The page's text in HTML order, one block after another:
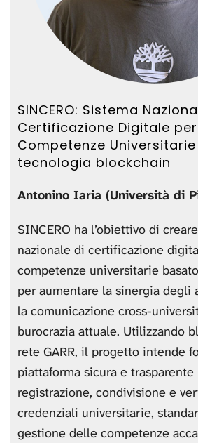
SINCERO: Sistema
Certificazione Digitale
Competenze
tecnologia blockchain
Antonino Iaria (Università di
SINCERO ha l’obiettivo di
nazionale di certificazione
competenze universitarie
per aumentare la sinergia degli
la comunicazione cross-
burocrazia attuale. Utilizzando
rete GARR, il progetto intende
piattaforma sicura e trasparente
registrazione, condivisione e
credenziali universitarie,
gestione delle competenze